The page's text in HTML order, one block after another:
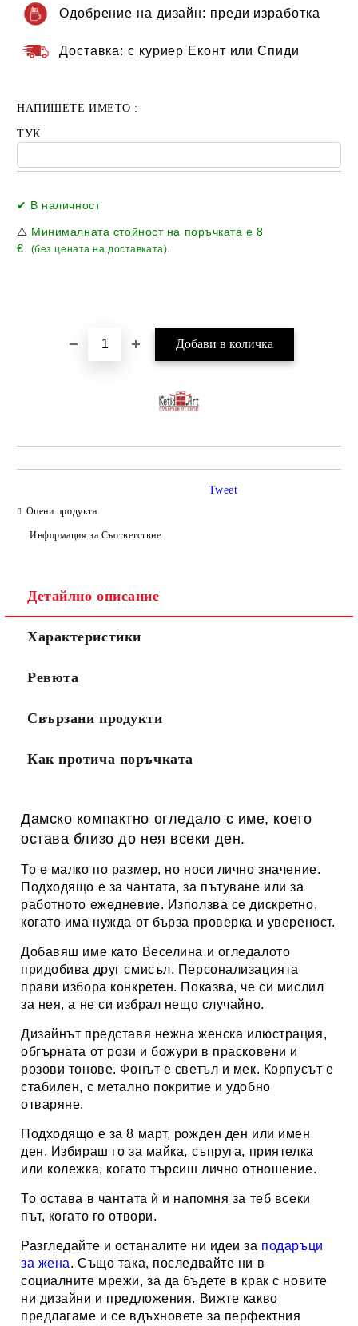
Одобрение на дизайн: преди изработка
Доставка: с куриер Еконт или Спиди
НАПИШЕТЕ ИМЕТО :
ТУК
✔ В наличност
⚠️ Минималната стойност на поръчката е8
€
(без цената на доставката).
Оцени продукта
Информация за Съответствие
Tweet
Детайлно описание
Характеристики
Ревюта
Свързани продукти
Как протича поръчката
Дамско компактно огледало с име, което
остава близо до нея всеки ден.
То е малко по размер, но носи лично значение.
Подходящо е за чантата, за пътуване или за
работното ежедневие. Използва се дискретно,
когато има нужда от бърза проверка и увереност.
Добавяш име като Веселина и огледалото
придобива друг смисъл. Персонализацията
прави избора конкретен. Показва, че си мислил
за нея, а не си избрал нещо случайно.
Дизайнът представя нежна женска илюстрация,
обгърната от рози и божури в прасковени и
розови тонове. Фонът е светъл и мек. Корпусът е
стабилен, с метално покритие и удобно
отваряне.
Подходящо е за 8 март, рожден ден или имен
ден. Избираш го за майка, съпруга, приятелка
или колежка, когато търсиш лично отношение.
То остава в чантата ѝ и напомня за теб всеки
път, когато го отвори.
Разгледайте и останалите ни идеи за подаръци
за жена. Също така, последвайте ни в
социалните мрежи, за да бъдете в крак с новите
ни дизайни и предложения. Вижте какво
предлагаме и се вдъхновете за перфектния